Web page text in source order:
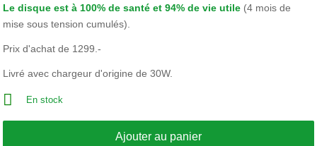
Le disque est à 100% de santé et 94% de vie utile (4 mois de
mise sous tension cumulés).
Prix d'achat de 1299.-
Livré avec chargeur d'origine de 30W.
En stock
Ajouter au panier